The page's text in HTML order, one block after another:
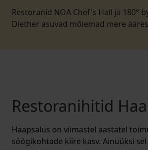
Restoranid NOA Chef's Hall ja 180°
Diether asuvad mõlemad mere
Restoranihitid
Haapsalus on viimastel aastatel
söögikohtade kiire kasv. Ainuüksi